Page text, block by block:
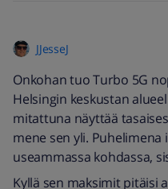
JJesseJ
Onkohan tuo Turbo 5G
Helsingin keskustan
mitattuna näyttää
mene sen yli.
useammassa kohdassa,
Kyllä sen maksimit pitäisi